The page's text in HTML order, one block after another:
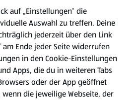
auf „Einstellungen“ die
Auswahl zu treffen. Deine
jederzeit über den Link
am Ende jeder Seite widerrufen
in den Cookie-Einstellungen
Apps, die du in weiteren Tabs
oder der App geöffnet
die jeweilige Webseite, der